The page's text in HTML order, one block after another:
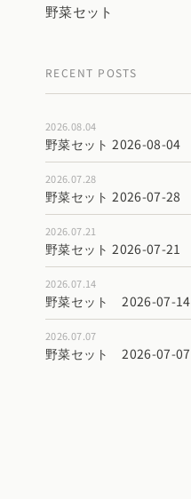
野菜セット
RECENT POSTS
2026.08.04
野菜セット 2026-08-04
2026.07.28
野菜セット 2026-07-28
2026.07.21
野菜セット 2026-07-21
2026.07.14
野菜セット 2026-07-14
2026.07.07
野菜セット 2026-07-07